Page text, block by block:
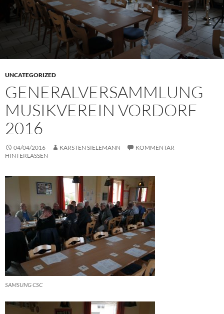
UNCATEGORIZED
GENERALVERSAMMLUNG
MUSIKVEREIN VORDORF
2016
04/04/2016 KARSTEN SIELEMANN
KOMMENTAR
HINTERLASSEN
SAMSUNG CSC